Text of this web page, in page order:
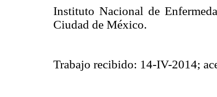
Instituto Nacional de
Ciudad de México.
Trabajo recibido: 14-IV-2014;